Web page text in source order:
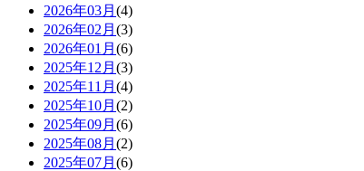
2026年03月 (4)
2026年02月 (3)
2026年01月 (6)
2025年12月 (3)
2025年11月 (4)
2025年10月 (2)
2025年09月 (6)
2025年08月 (2)
2025年07月 (6)